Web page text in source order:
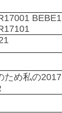
ため私の